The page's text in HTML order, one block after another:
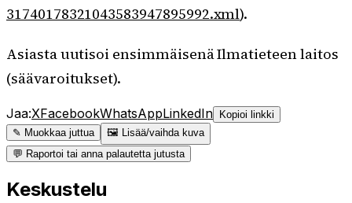
31740178321043583947895992.xml).
Asiasta uutisoi ensimmäisenä Ilmatieteen laitos
(säävaroitukset).
Jaa:XFacebookWhatsAppLinkedIn
Kopioi linkki
✎ Muokkaa juttua
🖼 Lisää/vaihda kuva
💬 Raportoi tai anna palautetta jutusta
Keskustelu